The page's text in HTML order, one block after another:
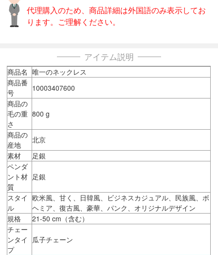
代理購入のため、商品詳細は外国語のみ表示してお
ります。ご理解ください。
アイテム説明
商品名 唯一のネックレス
商品番
号
10003407600
商品の
毛の重
さ
800 g
商品の
産地
北京
素材
足銀
ペンダ
ント材
質
足銀
スタイ
ル
欧米風、甘く、日韓風、ビジネスカジュアル、民族風、ボ
ヘミア、復古風、豪華、パンク、オリジナルデザイン
規格
21-50 cm（含む）
チェー
ンタイ
プ
瓜子チェーン